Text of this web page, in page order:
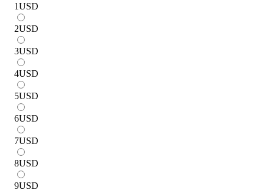
1USD
2USD
3USD
4USD
5USD
6USD
7USD
8USD
9USD